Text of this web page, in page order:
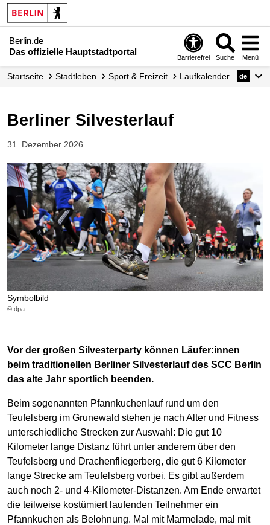
Berlin.de
Das offizielle Hauptstadtportal
Barrierefrei Suche Menü
Startseite Stadtleben Sport & Freizeit Laufkalender de
Berliner Silvesterlauf
31. Dezember 2026
Symbolbild
© dpa
Vor der großen Silvesterparty können Läufer:innen
beim traditionellen Berliner Silvesterlauf des SCC Berlin
das alte Jahr sportlich beenden.
Beim sogenannten Pfannkuchenlauf rund um den
Teufelsberg im Grunewald stehen je nach Alter und Fitness
unterschiedliche Strecken zur Auswahl: Die gut 10
Kilometer lange Distanz führt unter anderem über den
Teufelsberg und Drachenfliegerberg, die gut 6 Kilometer
lange Strecke am Teufelsberg vorbei. Es gibt außerdem
auch noch 2- und 4-Kilometer-Distanzen. Am Ende erwartet
die teilweise kostümiert laufenden Teilnehmer ein
Pfannkuchen als Belohnung. Mal mit Marmelade, mal mit